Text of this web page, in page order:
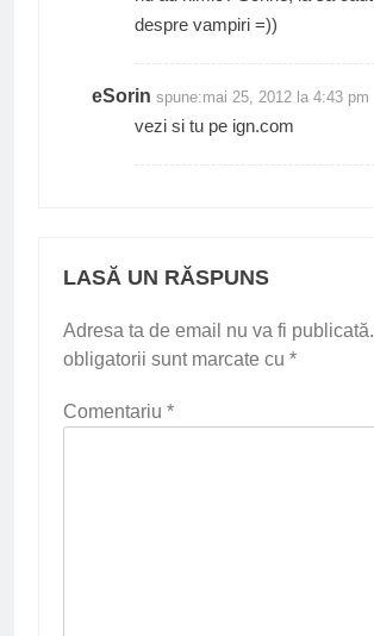
despre vampiri =))
eSorin spune:mai 25, 2012 la 4:43 pm
vezi si tu pe ign.com
LASĂ UN RĂSPUNS
Adresa ta de email nu va fi publicată.
obligatorii sunt marcate cu *
Comentariu *